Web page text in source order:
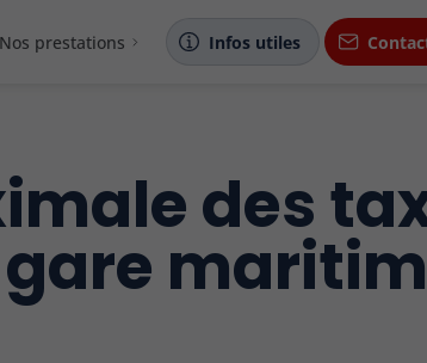
Nos prestations Infos utiles
des